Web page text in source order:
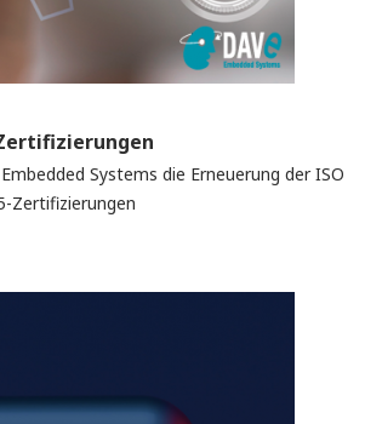
Systems die Erneuerung der ISO
Zertifizierungen